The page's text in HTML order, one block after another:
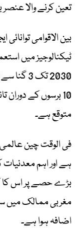
تعین کرنے والا عنصر
بین الاقوامی
ٹیکنالوجیز میں
2030 تک
متوقع ہے۔
فی الوقت چین عالمی
ہے اور اہم معدنیات
بڑے حصے پر اس کا
مغربی ممالک میں
اضافہ ہوا ہے۔